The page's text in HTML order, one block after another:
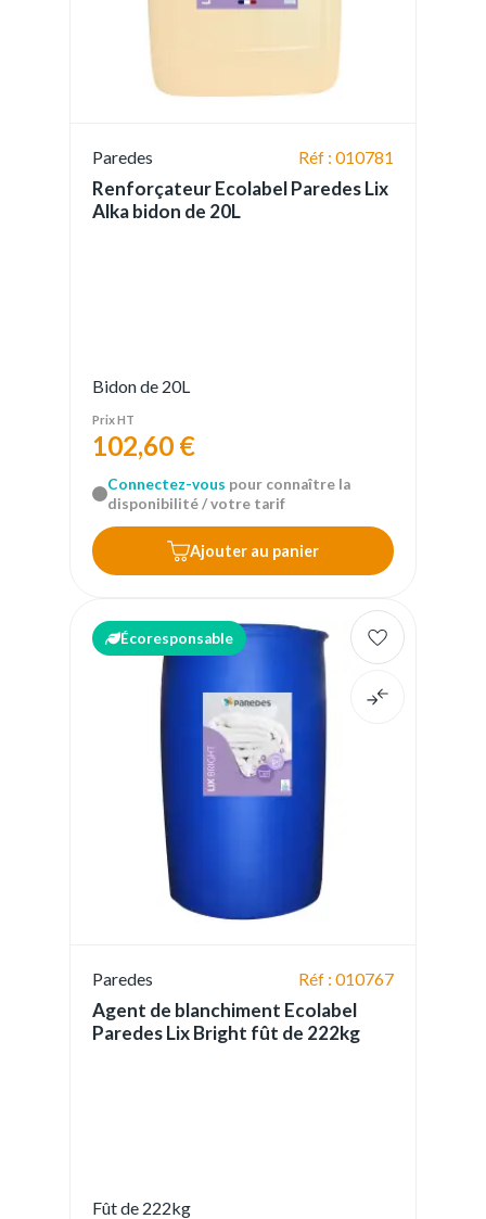
Paredes Réf : 010781
Renforçateur Ecolabel Paredes Lix
Alka bidon de 20L
Bidon de 20L
Prix HT
102,60 €
Connectez-vous pour connaître la
disponibilité / votre tarif
Ajouter au panier
Écoresponsable
Paredes Réf : 010767
Agent de blanchiment Ecolabel
Paredes Lix Bright fût de 222kg
Fût de 222kg